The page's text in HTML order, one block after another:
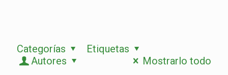
Categorías
Etiquetas
Autores
Mostrarlo todo